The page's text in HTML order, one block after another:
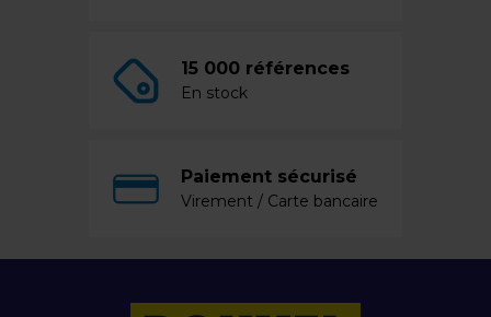
15 000 références
En stock
Paiement sécurisé
Virement / Carte bancaire